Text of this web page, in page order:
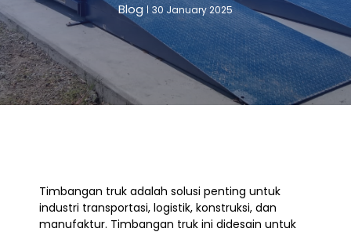
Blog 30 January 2025
Timbangan truk adalah solusi penting untuk
industri transportasi, logistik, konstruksi, dan
manufaktur. Timbangan truk ini didesain untuk